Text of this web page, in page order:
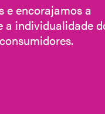
e encorajamos a
a individualidade